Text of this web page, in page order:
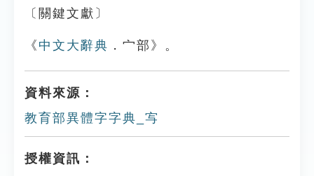
〔關鍵文獻〕
《 中文大辭典 ．宀部》。
資料來源：
教育部異體字字典_㝍
授權資訊：